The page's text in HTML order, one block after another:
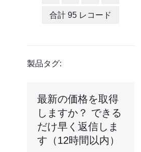
合計 95 レコード
製品タグ:
最新の価格を取得
しますか？ できる
だけ早く返信しま
す（12時間以内）